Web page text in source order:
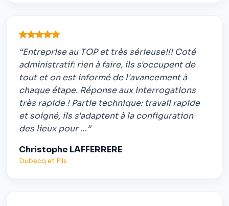
“Entreprise au TOP et très sérieuse!!! Coté
administratif: rien à faire, ils s'occupent de
tout et on est informé de l'avancement à
chaque étape. Réponse aux interrogations
très rapide ! Partie technique: travail rapide
et soigné, ils s'adaptent à la configuration
des lieux pour …”
Christophe LAFFERRERE
Dubecq et Fils